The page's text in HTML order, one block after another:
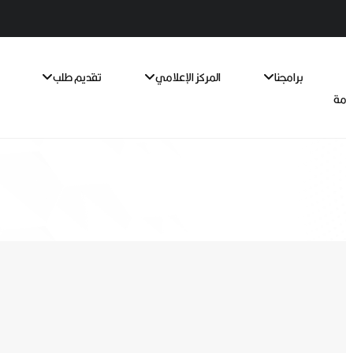
برامجنا المركز الإعلامي تقديم طلب